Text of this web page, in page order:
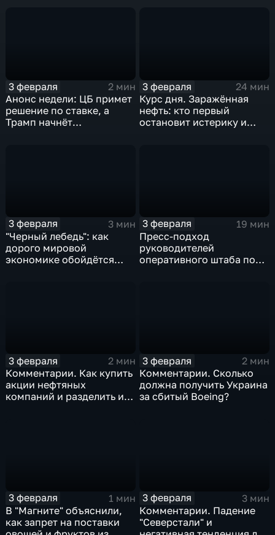
3 февраля
2 мин
Анонс недели: ЦБ примет
решение по ставке, а
Трамп начнёт
3 февраля
24 мин
Курс дня. Заражённая
нефть: кто первый
остановит истерику и
3 февраля
3 мин
"Черный лебедь": как
дорого мировой
экономике обойдётся
3 февраля
19 мин
Пресс-подход
руководителей
оперативного штаба по
3 февраля
2 мин
Комментарии. Как купить
акции нефтяных
компаний и разделить их
3 февраля
2 мин
Комментарии. Сколько
должна получить Украина
за сбитый Boeing?
3 февраля
1 мин
В "Магните" объяснили,
как запрет на поставки
3 февраля
3 мин
Комментарии. Падение
"Северстали" и